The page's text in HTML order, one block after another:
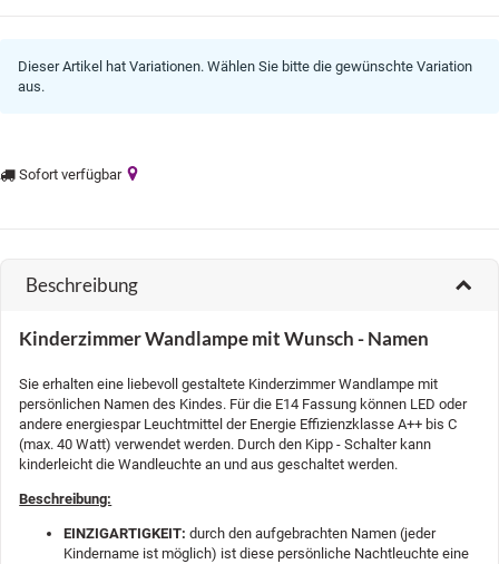
Dieser Artikel hat Variationen. Wählen Sie bitte die gewünschte Variation
aus.
Sofort verfügbar
Beschreibung
Kinderzimmer Wandlampe mit Wunsch - Namen
Sie erhalten eine liebevoll gestaltete Kinderzimmer Wandlampe mit
persönlichen Namen des Kindes. Für die E14 Fassung können LED oder
andere energiespar Leuchtmittel der Energie Effizienzklasse A++ bis C
(max. 40 Watt) verwendet werden. Durch den Kipp - Schalter kann
kinderleicht die Wandleuchte an und aus geschaltet werden.
Beschreibung:
EINZIGARTIGKEIT: durch den aufgebrachten Namen (jeder
Kindername ist möglich) ist diese persönliche Nachtleuchte eine